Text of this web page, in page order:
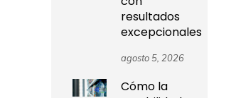
resultados
excepcionales
agosto 5, 2026
Cómo la